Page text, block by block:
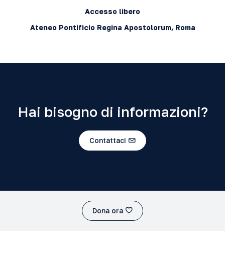
Accesso libero
Ateneo Pontificio Regina Apostolorum, Roma
Hai bisogno di informazioni?
Contattaci
Dona ora